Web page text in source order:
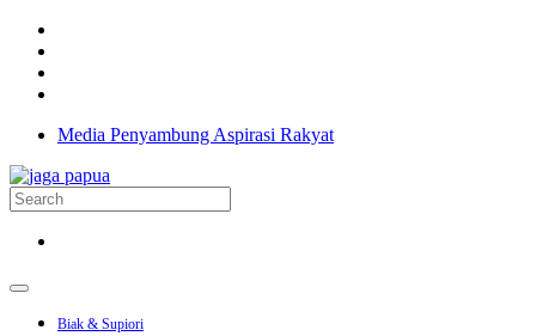
Media Penyambung Aspirasi Rakyat
Biak & Supiori